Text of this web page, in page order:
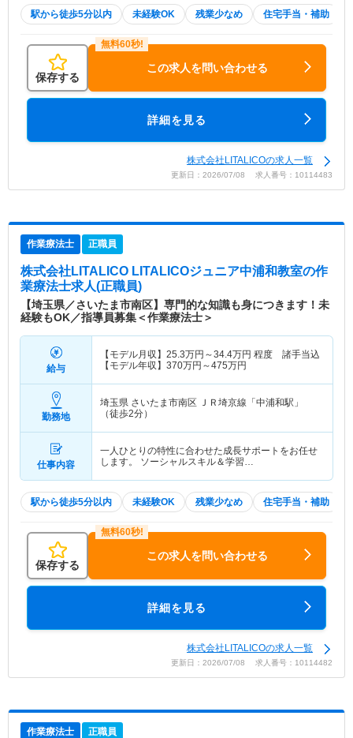
駅から徒歩5分以内 未経験OK 残業少なめ 住宅手当・補助
保存する
この求人を問い合わせる
詳細を見る
株式会社LITALICOの求人一覧
更新日：2026/07/08 求人番号：10114483
作業療法士 正職員
株式会社LITALICO LITALICOジュニア中浦和教室の作
業療法士求人(正職員)
【埼玉県／さいたま市南区】専門的な知識も身につきます！未
経験もOK／指導員募集＜作業療法士＞
給与
【モデル月収】 25.3万円～34.4万円 程度 諸手当込
【モデル年収】 370万円～475万円
勤務地
埼玉県 さいたま市南区
ＪＲ埼京線「中浦和駅」
（徒歩2分）
仕事内容
一人ひとりの特性に合わせた成長サポートをお任せ
します。 ソーシャルスキル＆学習…
駅から徒歩5分以内 未経験OK 残業少なめ 住宅手当・補助
保存する
この求人を問い合わせる
詳細を見る
株式会社LITALICOの求人一覧
更新日：2026/07/08 求人番号：10114482
作業療法士 正職員